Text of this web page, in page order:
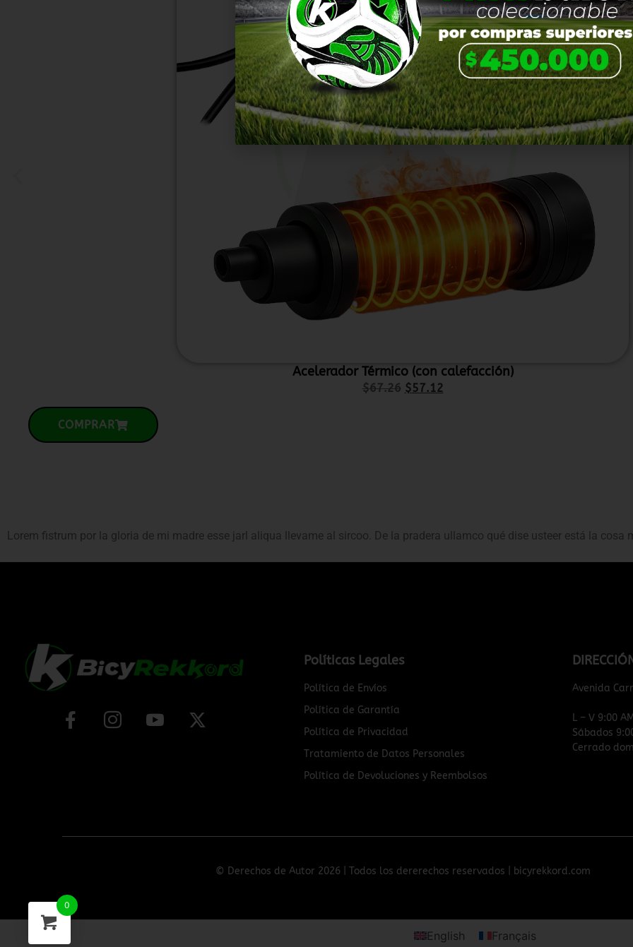
Acelerador Térmico (con calefacción)
$67.26 $57.12
COMPRAR
Lorem fistrum por la gloria de mi madre esse jarl aliqua llevame al sircoo. De la pradera ullamco qué dise usteer está la cosa
Políticas Legales
Política de Envíos
Política de Garantía
Política de Privacidad
Tratamiento de Datos Personales
Política de Devoluciones y Reembolsos
Avenida
L – V 9:00
Sábados
Cerrado
© Derechos de Autor 2026 | Todos los dererechos reservados | bicyrekkord.com
0
English Français